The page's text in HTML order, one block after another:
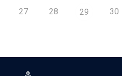
27 28 29 30